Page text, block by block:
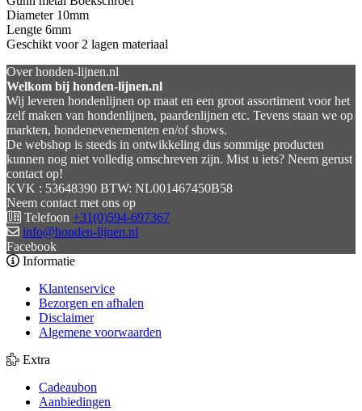
Diameter 10mm
Lengte 6mm
Geschikt voor 2 lagen materiaal
Over honden-lijnen.nl
Welkom bij honden-lijnen.nl
Wij leveren hondenlijnen op maat en een groot assortiment voor het
zelf maken van hondenlijnen, paardenlijnen etc. Tevens staan we op
markten, hondenevenementen en/of shows.
De webshop is steeds in ontwikkeling dus sommige producten
kunnen nog niet volledig omschreven zijn. Mist u iets? Neem gerust
contact op!
KVK : 53648390 BTW: NL001467450B58
Neem contact met ons op
Telefoon +31(0)594-697367
info@honden-lijnen.nl
Facebook
Informatie
Klantenservice
Bezorgen en afhalen
Disclaimer
Algemene voorwaarden
Extra
Cadeaubon
Aanbiedingen